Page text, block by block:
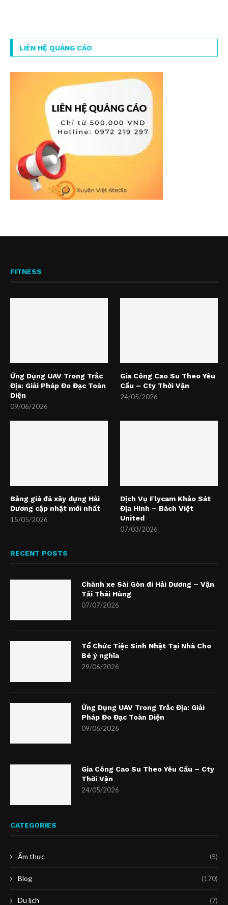
LIÊN HỆ QUẢNG CÁO
FITNESS
Ứng Dụng UAV Trong Trắc
Địa: Giải Pháp Đo Đạc Toàn
Diện
09/06/2026
Gia Công Cao Su Theo Yêu
Cầu – Cty Thời Vận
24/05/2026
Bảng giá đá xây dựng Hải
Dương cập nhật mới nhất
15/05/2026
Dịch Vụ Flycam Khảo Sát
Địa Hình – Bách Việt
United
07/03/2026
RECENT POSTS
Chành xe Sài Gòn đi Hải Dương – Vận
Tải Thái Hùng
07/07/2026
Tổ Chức Tiệc Sinh Nhật Tại Nhà Cho
Bé ý nghĩa
29/06/2026
Ứng Dụng UAV Trong Trắc Địa: Giải
Pháp Đo Đạc Toàn Diện
09/06/2026
Gia Công Cao Su Theo Yêu Cầu – Cty
Thời Vận
24/05/2026
CATEGORIES
Ẩm thực (5)
Blog (170)
Du lịch (7)